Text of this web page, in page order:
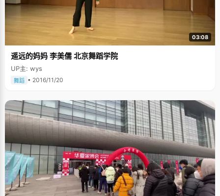
03:08
遥远的妈妈 李美儒 北京舞蹈学院
UP主: wys
舞蹈 • 2016/11/20